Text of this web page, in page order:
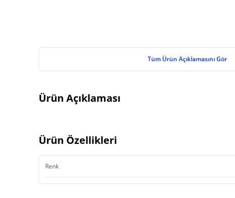
Tüm Ürün Açıklamasını Gör
Ürün Açıklaması
Ürün Özellikleri
Renk